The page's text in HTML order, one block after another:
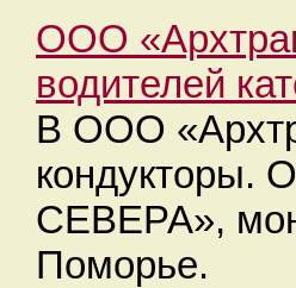
ООО
водителей
В ООО
кондукторы.
СЕВЕРА»,
Поморье.